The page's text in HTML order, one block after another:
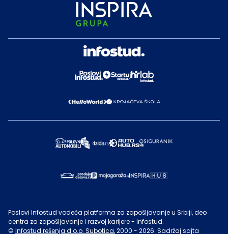
Poslovi Infostud vodeća platforma za zapošljavanje u Srbiji, deo
centra za zapošljavanje i razvoj karijere - Infostud.
© Infostud rešenja d.o.o. Subotica, 2000 - 2026. Sadržaj sajta